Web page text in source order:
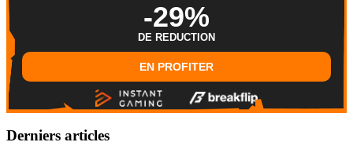
-29%
DE REDUCTION
EN PROFITER
Derniers articles